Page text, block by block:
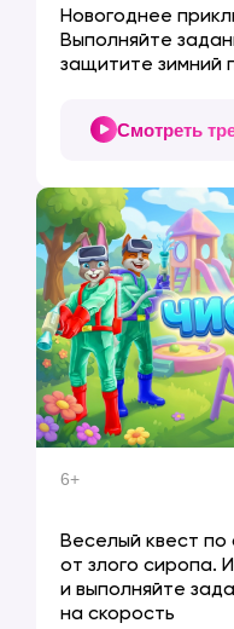
Новогоднее
Выполняйте
защитите зимний
Смотреть
6+
Веселый квест по
от злого сиропа.
и выполняйте
на скорость
Согласие на
Согласие на обработку
Политика
info@zaga-game.com
info@zaga-game.com
Согласие на
Согласие на обработку
Политика
ИНН 2108003297 / ОГРН